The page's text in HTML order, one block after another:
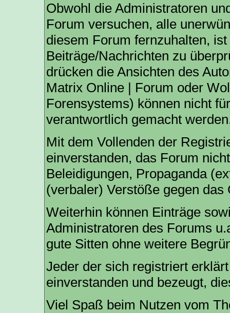
Obwohl die Administratoren
Forum versuchen, alle
diesem Forum fernzuhalten,
Beiträge/Nachrichten zu
drücken die Ansichten des
Matrix Online | Forum oder
Forensystems) können nicht
verantwortlich gemacht
Mit dem Vollenden der
einverstanden, das Forum
Beleidigungen, Propaganda
(verbaler) Verstöße gegen
Weiterhin können Einträge
Administratoren des Forums
gute Sitten ohne weitere
Jeder der sich registriert
einverstanden und bezeugt,
Viel Spaß beim Nutzen vom